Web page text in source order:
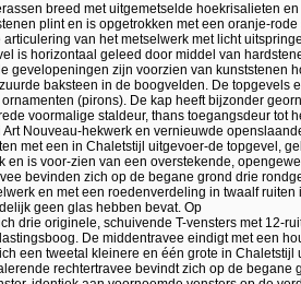
breed met uitgemetselde hoekrisalieten
plint en is opgetrokken met een oranje-
van het metselwerk met licht
is horizontaal geleed door middel van
gevelopeningen zijn voorzien van kunststenen
baksteen in de boogvelden. De topgevels
(pirons). De kap heeft bijzonder
voormalige staldeur, thans toegangsdeur tot
Art Nouveau-hekwerk en vernieuwde
met een in Chaletstijl uitgevoer-de topgevel,
en is voor-zien van een overstekende,
bevinden zich op de begane grond drie
en met een roedenverdeling in twaalf
geen glas hebben bevat. Op
drie originele, schuivende T-vensters met 12-
De middentravee eindigt met een
een tweetal kleinere en één grote in
rechtertravee bevindt zich op de